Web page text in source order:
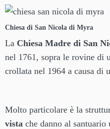
Chiesa di San Nicola di Myra
La Chiesa Madre di San
nel 1761, sopra le rovine di
crollata nel 1964 a causa di
Molto particolare è la
vista che danno al